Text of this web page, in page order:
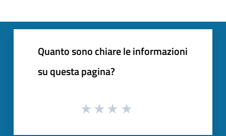
Quanto sono chiare le informazioni
su questa pagina?